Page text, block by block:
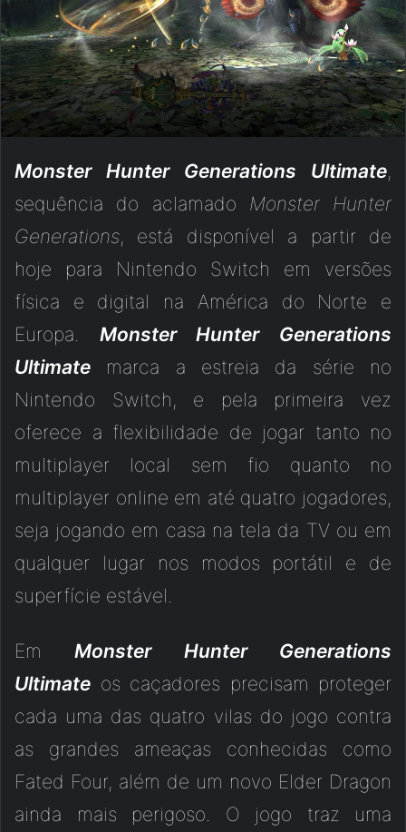
Monster Hunter Generations Ultimate,
sequência do aclamado Monster Hunter
Generations, está disponível a partir de
hoje para Nintendo Switch em versões
física e digital na América do Norte e
Europa. Monster Hunter Generations
Ultimate marca a estreia da série no
Nintendo Switch, e pela primeira vez
oferece a flexibilidade de jogar tanto no
multiplayer local sem fio quanto no
multiplayer online em até quatro jogadores,
seja jogando em casa na tela da TV ou em
qualquer lugar nos modos portátil e de
superfície estável.
EmMonster Hunter Generations
Ultimate os caçadores precisam proteger
cada uma das quatro vilas do jogo contra
as grandes ameaças conhecidas como
Fated Four, além de um novo Elder Dragon
ainda mais perigoso. O jogo traz uma